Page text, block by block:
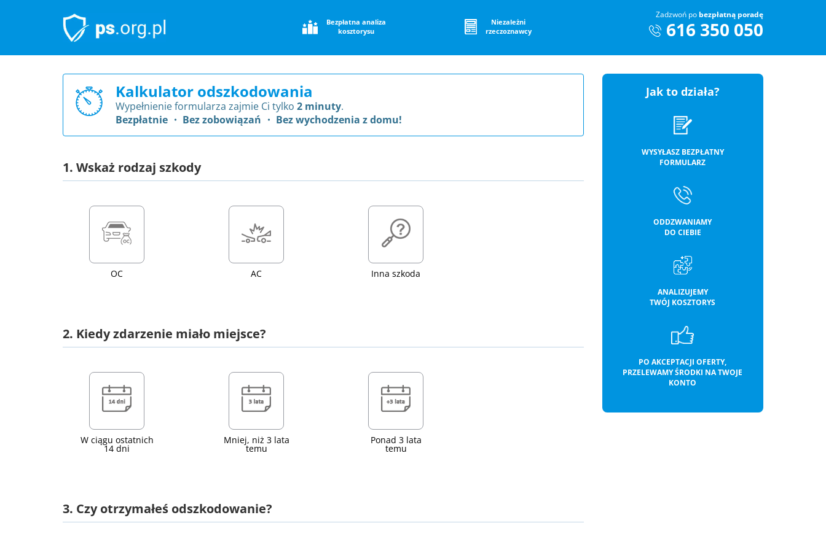
Bezpłatna analiza
kosztorysu
Niezależni
rzeczoznawcy
Zadzwoń po bezpłatną poradę
616 350 050
Kalkulator odszkodowania
Wypełnienie formularza zajmie Ci tylko 2 minuty.
Bezpłatnie ・ Bez zobowiązań ・ Bez wychodzenia z domu!
1. Wskaż rodzaj szkody
OC AC Inna szkoda
2. Kiedy zdarzenie miało miejsce?
W ciągu ostatnich
14 dni
Mniej, niż 3 lata
temu
Ponad 3 lata
temu
3. Czy otrzymałeś odszkodowanie?
Jak to działa?
WYSYŁASZ BEZPŁATNY
FORMULARZ
ODDZWANIAMY
DO CIEBIE
ANALIZUJEMY
TWÓJ KOSZTORYS
PO AKCEPTACJI OFERTY,
PRZELEWAMY ŚRODKI NA TWOJE
KONTO